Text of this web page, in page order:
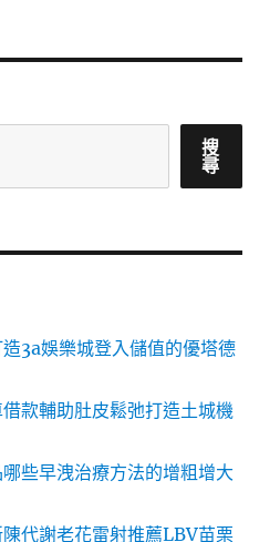
搜
尋
3a娛樂城登入儲值的優塔德
款輔助肚皮鬆弛打造土城機
些早洩治療方法的增粗增大
代謝老花雷射推薦LBV苗栗